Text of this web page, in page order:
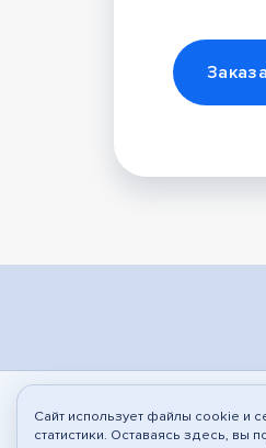
© 2010-2026ООО
Сайт использует файлы cookie и
статистики. Оставаясь здесь, вы